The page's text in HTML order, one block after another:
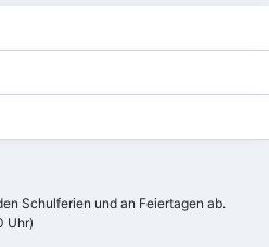
Schulferien und an Feiertagen ab.
Uhr)